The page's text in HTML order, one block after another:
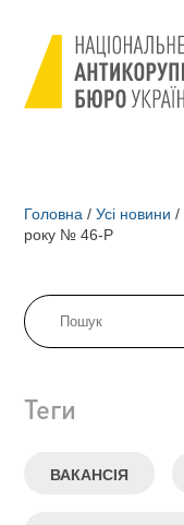
Головна / Усі новини /
року № 46-Р
Теги
ВАКАНСІЯ